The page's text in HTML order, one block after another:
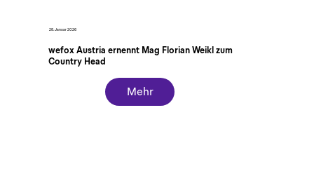
28. Januar 2026
wefox Austria ernennt Mag Florian Weikl zum
Country Head
Mehr